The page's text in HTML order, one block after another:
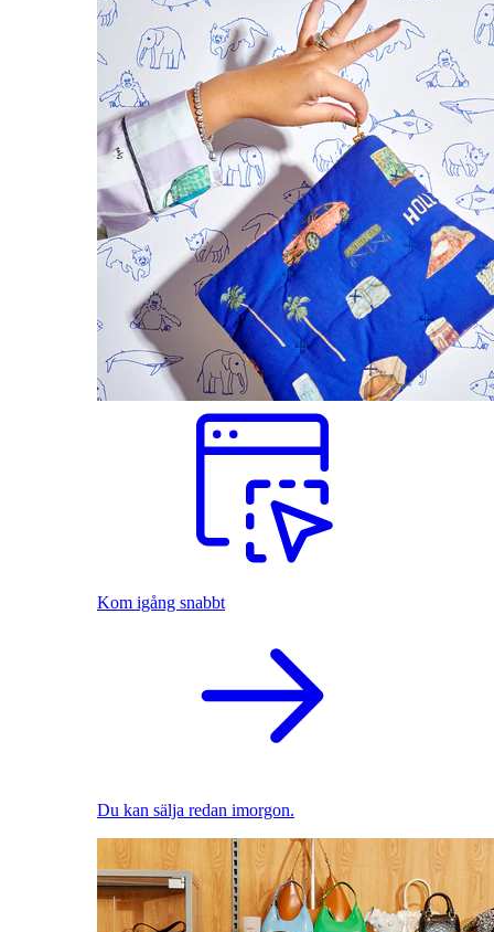
Kom igång snabbt
Du kan sälja redan imorgon.